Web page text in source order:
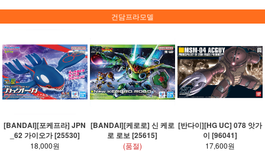
건담프라모델
[BANDAI][포케프라] JPN
_62 가이오가 [25530]
18,000원
[BANDAI][케로로] 신 케로
로 로보 [25615]
(품절)
[반다이][HG UC] 078 앗가
이 [96041]
17,600원